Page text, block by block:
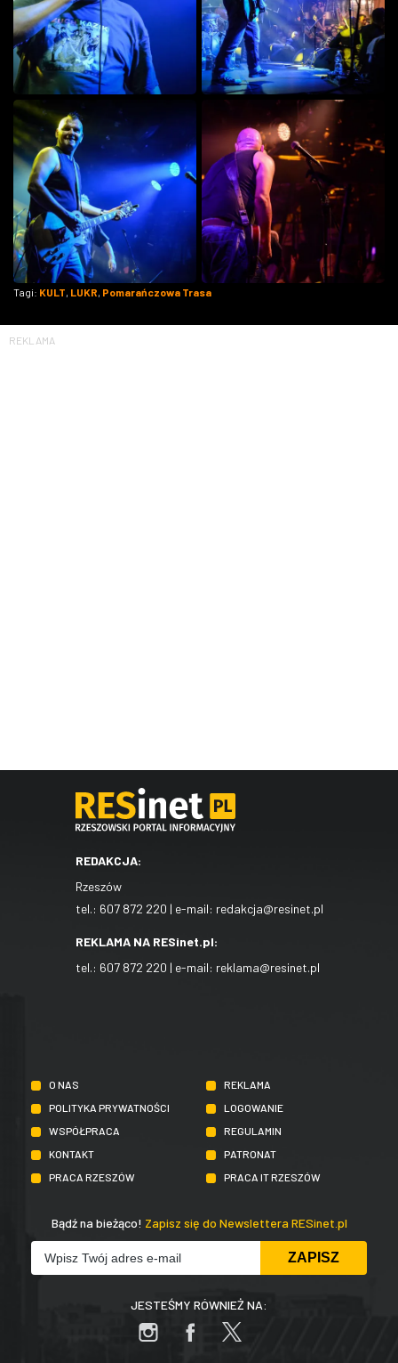
Tagi: KULT, LUKR, Pomarańczowa Trasa
REKLAMA
REDAKCJA:
Rzeszów
tel.: 607 872 220 | e-mail: redakcja@resinet.pl
REKLAMA NA RESinet.pl:
tel.: 607 872 220 | e-mail: reklama@resinet.pl
O NAS
REKLAMA
POLITYKA PRYWATNOŚCI
LOGOWANIE
WSPÓŁPRACA
REGULAMIN
KONTAKT
PATRONAT
PRACA RZESZÓW
PRACA IT RZESZÓW
Bądź na bieżąco! Zapisz się do Newslettera RESinet.pl
JESTEŚMY RÓWNIEŻ NA: